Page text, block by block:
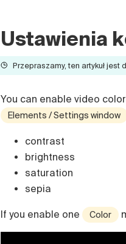
Ustawienia
Przepraszamy, ten artykuł jest
You can enable video
Elements / Settings window
contrast
brightness
saturation
sepia
If you enable one Color